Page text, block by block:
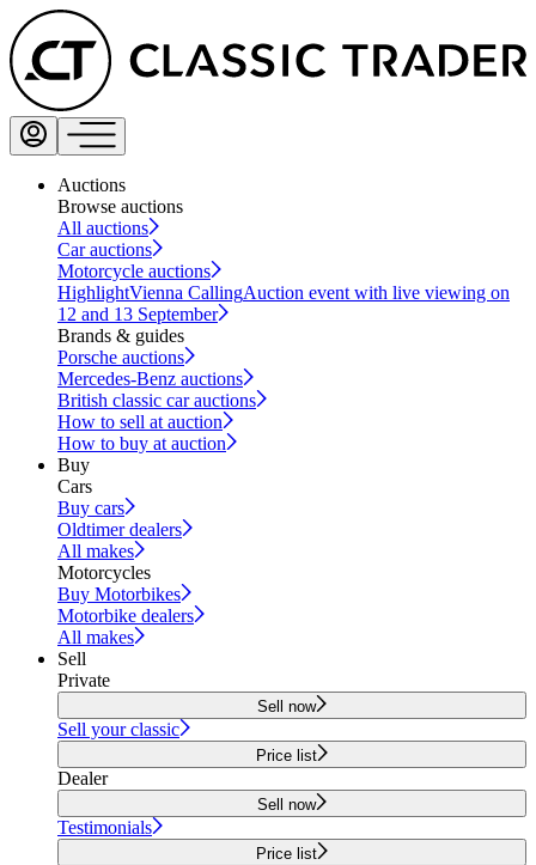
Auctions
Browse auctions
All auctions
Car auctions
Motorcycle auctions
HighlightVienna CallingAuction event with live viewing on
12 and 13 September
Brands & guides
Porsche auctions
Mercedes-Benz auctions
British classic car auctions
How to sell at auction
How to buy at auction
Buy
Cars
Buy cars
Oldtimer dealers
All makes
Motorcycles
Buy Motorbikes
Motorbike dealers
All makes
Sell
Private
Sell now
Sell your classic
Price list
Dealer
Sell now
Testimonials
Price list